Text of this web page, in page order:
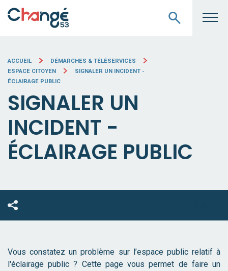
ACCUEIL
DÉMARCHES & TÉLÉSERVICES
ESPACE CITOYEN
SIGNALER UN INCIDENT -
ÉCLAIRAGE PUBLIC
SIGNALER UN
INCIDENT -
ÉCLAIRAGE PUBLIC
Vous constatez un problème sur l’espace public relatif à
l'éclairage public ? Cette page vous permet de faire un